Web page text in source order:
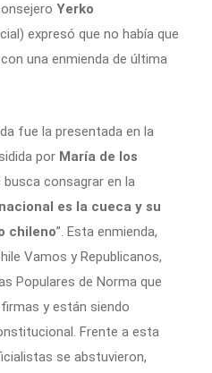
Yerko
expresó que no había que
una enmienda de última
fue la presentada en la
por María de los
busca consagrar en la
es la cueca y su
chileno”. Esta enmienda,
Vamos y Republicanos,
Populares de Norma que
y están siendo
Frente a esta
se abstuvieron,